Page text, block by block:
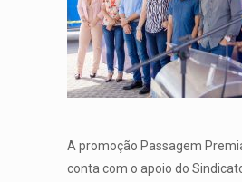
A promoção Passagem
conta com o apoio do